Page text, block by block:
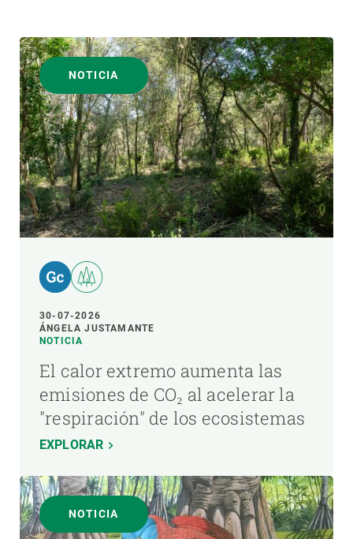
NOTICIA
30-07-2026
ÁNGELA JUSTAMANTE
NOTICIA
El calor extremo aumenta las
emisiones de CO₂ al acelerar la
"respiración" de los ecosistemas
EXPLORAR
NOTICIA